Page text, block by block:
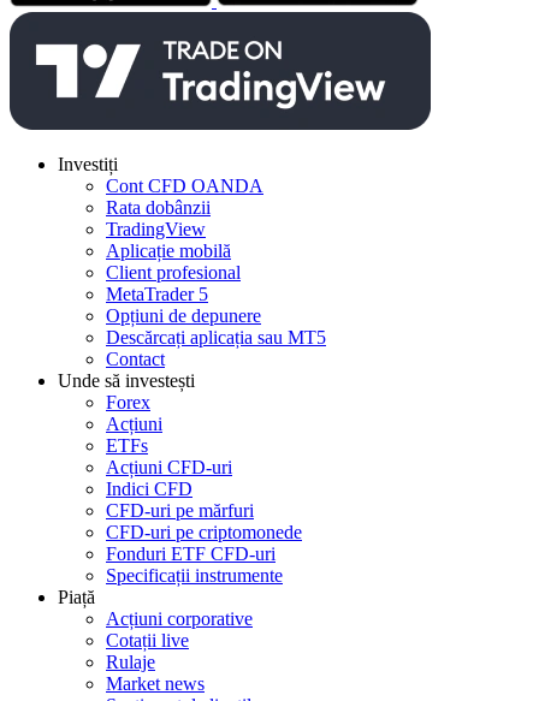
Investiți
Cont CFD OANDA
Rata dobânzii
TradingView
Aplicație mobilă
Client profesional
MetaTrader 5
Opțiuni de depunere
Descărcați aplicația sau MT5
Contact
Unde să investești
Forex
Acțiuni
ETFs
Acțiuni CFD-uri
Indici CFD
CFD-uri pe mărfuri
CFD-uri pe criptomonede
Fonduri ETF CFD-uri
Specificații instrumente
Piață
Acțiuni corporative
Cotații live
Rulaje
Market news